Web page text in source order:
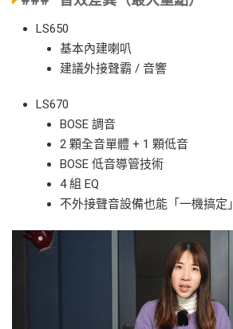
LS650
基本內建喇叭
建議外接聲霸 / 音響
LS670
BOSE 調音
2 顆全音單體 + 1 顆低音
BOSE 低音導管技術
4 組 EQ
不外接聲音設備也能「一機搞定」